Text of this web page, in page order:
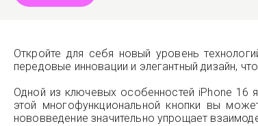
Откройте для себя новый уровень
передовые инновации и элегантный дизайн,
Одной из ключевых особенностей iPhone 16
этой многофункциональной кнопки вы
нововведение значительно упрощает